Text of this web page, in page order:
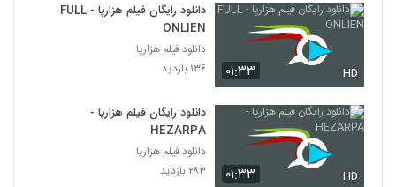
۰۱:۳۳ HD
دانلود رایگان فیلم هزارپا - FULL
ONLIEN
دانلود فیلم هزارپا
۱۳۶ بازدید
۰۱:۳۳ HD
دانلود رایگان فیلم هزارپا -
HEZARPA
دانلود فیلم هزارپا
۲۸۳ بازدید